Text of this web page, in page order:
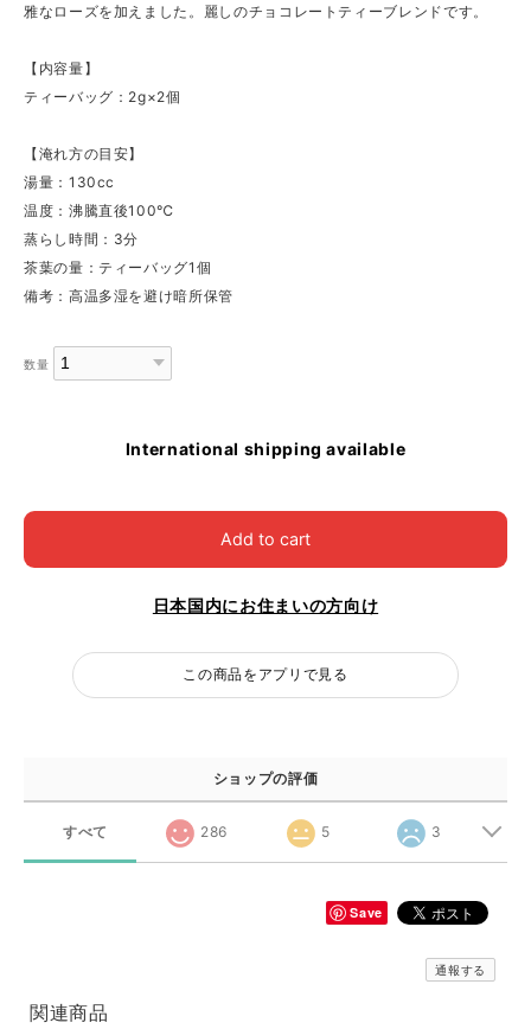
雅なローズを加えました。麗しのチョコレートティーブレンドです。
【内容量】
ティーバッグ：2g×2個
【淹れ方の目安】
湯量：130cc
温度：沸騰直後100℃
蒸らし時間：3分
茶葉の量：ティーバッグ1個
備考：高温多湿を避け暗所保管
数量
International shipping available
Add to cart
日本国内にお住まいの方向け
この商品をアプリで見る
ショップの評価
すべて 286 5 3
Save
通報する
関連商品